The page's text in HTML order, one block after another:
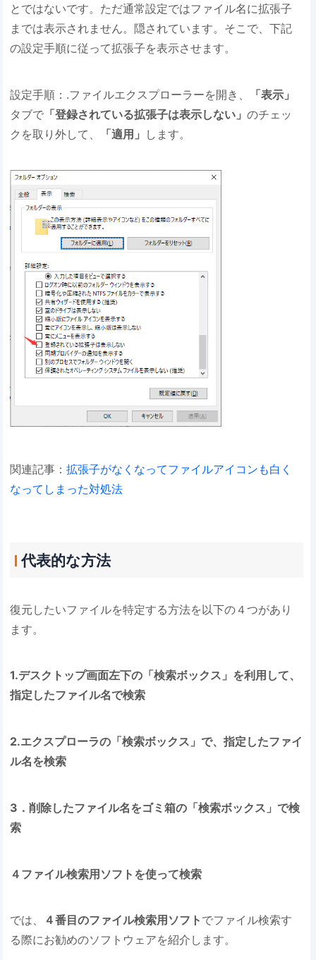
とではないです。ただ通常設定ではファイル名に拡張子
までは表示されません。隠されています。そこで、下記
の設定手順に従って拡張子を表示させます。
設定手順：.ファイルエクスプローラーを開き、
「表示」
タブで 「登録されている拡張子は表示しない」のチェッ
クを取り外して、
「適用」 します。
関連記事：拡張子がなくなってファイルアイコンも白く
なってしまった対処法
代表的な方法
復元したいファイルを特定する方法を以下の４つがあり
ます。
1.デスクトップ画面左下の「検索ボックス」を利用して、
指定したファイル名で検索
2.エクスプローラの「検索ボックス」で、指定したファイ
ル名を検索
3．削除したファイル名をゴミ箱の「検索ボックス」で検
索
４ファイル検索用ソフトを使って検索
では、 ４番目のファイル検索用ソフト でファイル検索す
る際にお勧めのソフトウェアを紹介します。